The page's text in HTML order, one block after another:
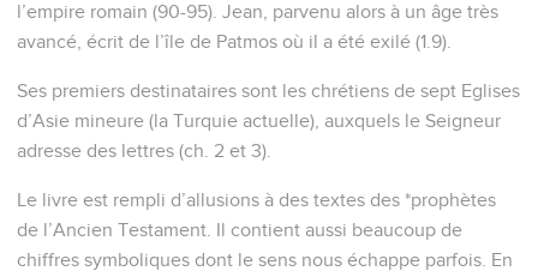
l’empire romain (90-95). Jean, parvenu alors à un âge très
avancé, écrit de l’île de Patmos où il a été exilé (1.9).
Ses premiers destinataires sont les chrétiens de sept Eglises
d’Asie mineure (la Turquie actuelle), auxquels le Seigneur
adresse des lettres (ch. 2 et 3).
Le livre est rempli d’allusions à des textes des *prophètes
de l’Ancien Testament. Il contient aussi beaucoup de
chiffres symboliques dont le sens nous échappe parfois. En